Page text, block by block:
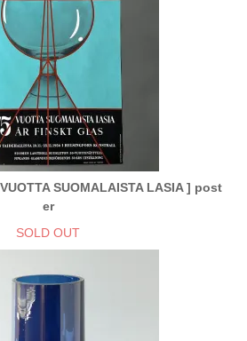
SUOMALAISTA LASIA ] post
er
SOLD OUT